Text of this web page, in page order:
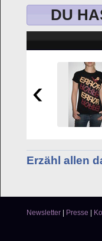
DU
Erzähl allen
Newsletter Presse